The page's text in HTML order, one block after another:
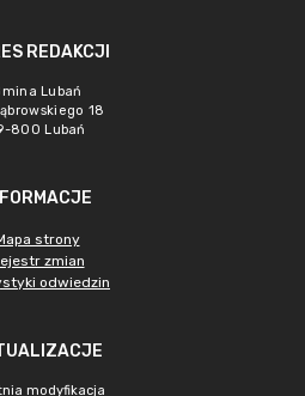
REDAKCJI
Lubań
18
800 Lubań
strony
zmian
odwiedzin
modyfikacja